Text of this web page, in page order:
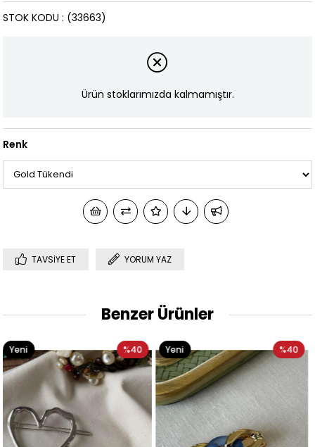
(33663)
STOK KODU
Ürün stoklarımızda kalmamıştır.
Renk
TAVSIYE ET YORUM YAZ
Benzer Ürünler
%40
Yeni
Ürün
Yeni
Ürün